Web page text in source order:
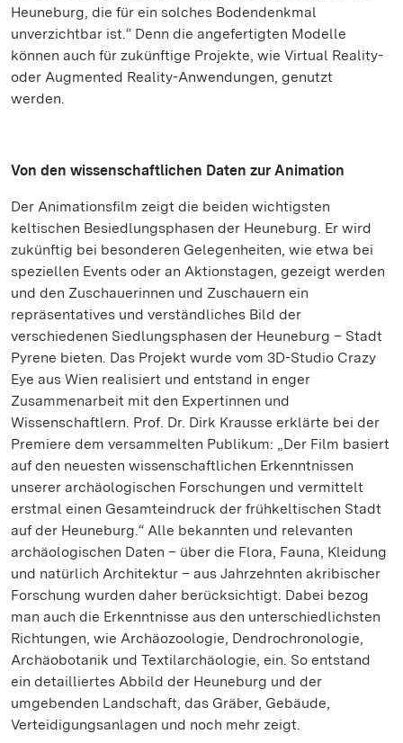
Heuneburg, die für ein solches Bodendenkmal
unverzichtbar ist.“ Denn die angefertigten Modelle
können auch für zukünftige Projekte, wie Virtual Reality-
oder Augmented Reality-Anwendungen, genutzt
werden.
Von den wissenschaftlichen Daten zur Animation
Der Animationsfilm zeigt die beiden wichtigsten
keltischen Besiedlungsphasen der Heuneburg. Er wird
zukünftig bei besonderen Gelegenheiten, wie etwa bei
speziellen Events oder an Aktionstagen, gezeigt werden
und den Zuschauerinnen und Zuschauern ein
repräsentatives und verständliches Bild der
verschiedenen Siedlungsphasen der Heuneburg – Stadt
Pyrene bieten. Das Projekt wurde vom 3D-Studio Crazy
Eye aus Wien realisiert und entstand in enger
Zusammenarbeit mit den Expertinnen und
Wissenschaftlern. Prof. Dr. Dirk Krausse erklärte bei der
Premiere dem versammelten Publikum: „Der Film basiert
auf den neuesten wissenschaftlichen Erkenntnissen
unserer archäologischen Forschungen und vermittelt
erstmal einen Gesamteindruck der frühkeltischen Stadt
auf der Heuneburg.“ Alle bekannten und relevanten
archäologischen Daten – über die Flora, Fauna, Kleidung
und natürlich Architektur – aus Jahrzehnten akribischer
Forschung wurden daher berücksichtigt. Dabei bezog
man auch die Erkenntnisse aus den unterschiedlichsten
Richtungen, wie Archäozoologie, Dendrochronologie,
Archäobotanik und Textilarchäologie, ein. So entstand
ein detailliertes Abbild der Heuneburg und der
umgebenden Landschaft, das Gräber, Gebäude,
Verteidigungsanlagen und noch mehr zeigt.